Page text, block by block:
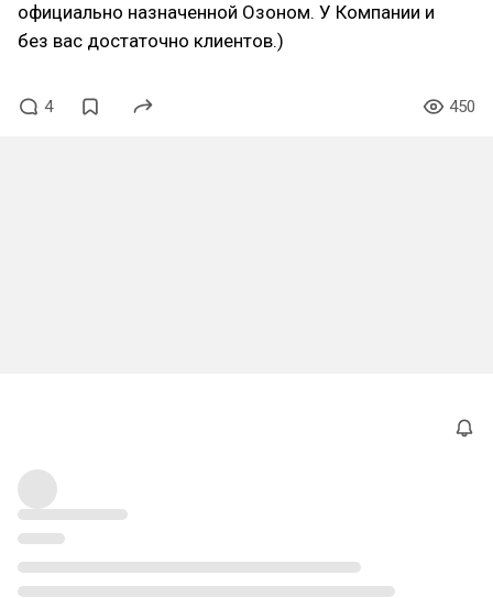
официально назначенной Озоном. У Компании и
без вас достаточно клиентов.)
4 450